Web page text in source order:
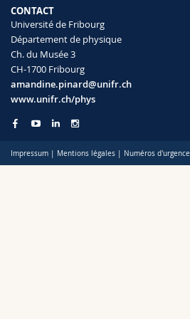
Sciences et médecine
Interfacultaire
Collaborateurs
Doctorants
Webmail
Programme des cours
MyUnifr
CONTACT
Université de Fribourg
Département de physique
Ch. du Musée 3
CH-1700 Fribourg
amandine.pinard@unifr.ch
www.unifr.ch/phys
Impressum | Mentions légales | Numéros d'urgence